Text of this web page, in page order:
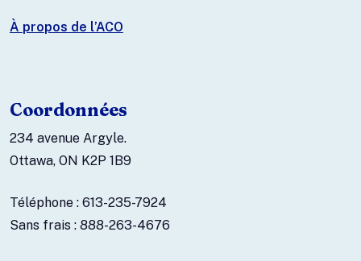
À propos de l’ACO
Coordonnées
234 avenue Argyle.
Ottawa, ON K2P 1B9
Téléphone : 613-235-7924
Sans frais : 888-263-4676